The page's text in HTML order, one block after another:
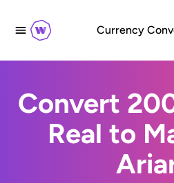
Currency
Convert
Real to